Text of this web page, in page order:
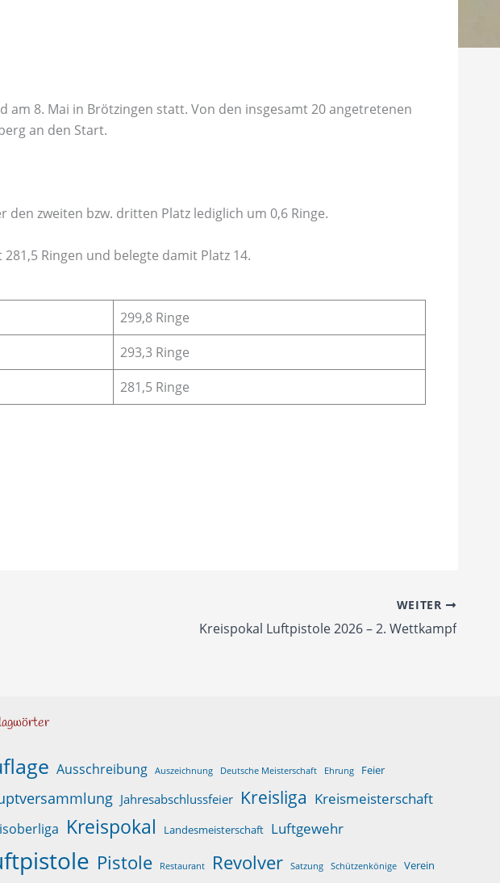
8. Mai in Brötzingen statt. Von den insgesamt 20 angetretenen
an den Start.
zweiten bzw. dritten Platz lediglich um 0,6 Ringe.
Ringen und belegte damit Platz 14.
299,8 Ringe
293,3 Ringe
281,5 Ringe
WEITER
Kreispokal Luftpistole 2026 – 2. Wettkampf
Ausschreibung Auszeichnung Deutsche Meisterschaft Ehrung Feier
Jahresabschlussfeier Kreisliga Kreismeisterschaft
Kreispokal Landesmeisterschaft Luftgewehr
Pistole Restaurant Revolver Satzung Schützenkönige Verein